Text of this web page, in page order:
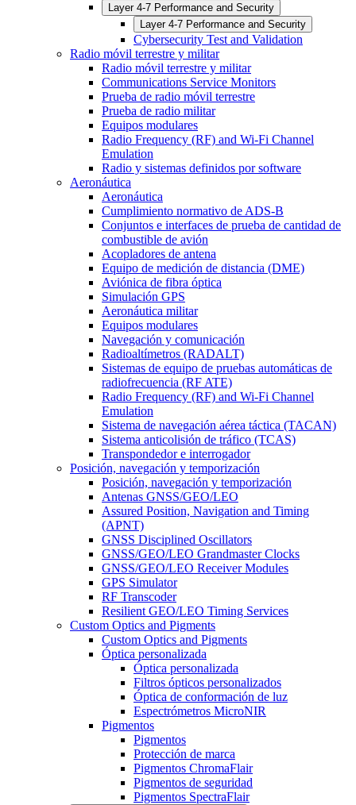
Layer 4-7 Performance and Security
Layer 4-7 Performance and Security
Cybersecurity Test and Validation
Radio móvil terrestre y militar
Radio móvil terrestre y militar
Communications Service Monitors
Prueba de radio móvil terrestre
Prueba de radio militar
Equipos modulares
Radio Frequency (RF) and Wi-Fi Channel
Emulation
Radio y sistemas definidos por software
Aeronáutica
Aeronáutica
Cumplimiento normativo de ADS-B
Conjuntos e interfaces de prueba de cantidad de
combustible de avión
Acopladores de antena
Equipo de medición de distancia (DME)
Aviónica de fibra óptica
Simulación GPS
Aeronáutica militar
Equipos modulares
Navegación y comunicación
Radioaltímetros (RADALT)
Sistemas de equipo de pruebas automáticas de
radiofrecuencia (RF ATE)
Radio Frequency (RF) and Wi-Fi Channel
Emulation
Sistema de navegación aérea táctica (TACAN)
Sistema anticolisión de tráfico (TCAS)
Transpondedor e interrogador
Posición, navegación y temporización
Posición, navegación y temporización
Antenas GNSS/GEO/LEO
Assured Position, Navigation and Timing
(APNT)
GNSS Disciplined Oscillators
GNSS/GEO/LEO Grandmaster Clocks
GNSS/GEO/LEO Receiver Modules
GPS Simulator
RF Transcoder
Resilient GEO/LEO Timing Services
Custom Optics and Pigments
Custom Optics and Pigments
Óptica personalizada
Óptica personalizada
Filtros ópticos personalizados
Óptica de conformación de luz
Espectrómetros MicroNIR
Pigmentos
Pigmentos
Protección de marca
Pigmentos ChromaFlair
Pigmentos de seguridad
Pigmentos SpectraFlair